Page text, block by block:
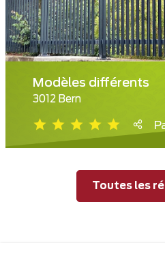
Modèles différents
3012 Bern
Toutes les